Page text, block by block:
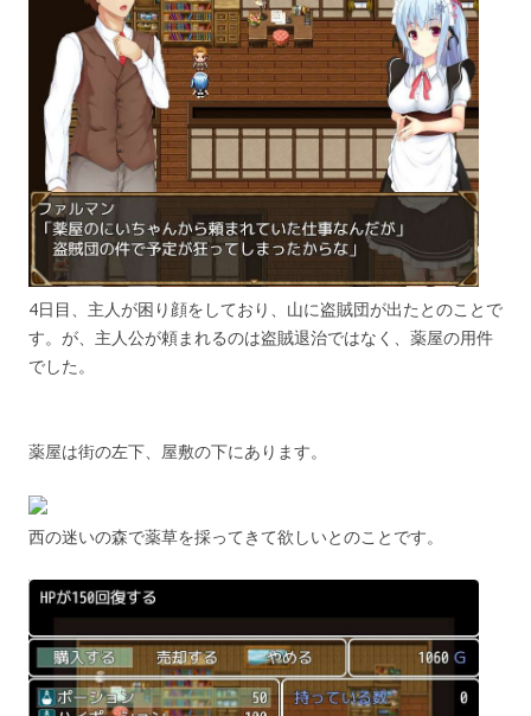
4日目、主人が困り顔をしており、山に盗賊団が出たとのことで
す。が、主人公が頼まれるのは盗賊退治ではなく、薬屋の用件
でした。
薬屋は街の左下、屋敷の下にあります。
西の迷いの森で薬草を採ってきて欲しいとのことです。